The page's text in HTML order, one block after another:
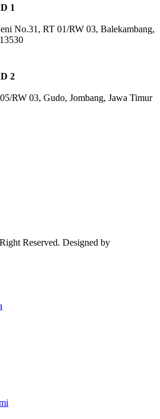
1
No.31, RT 01/RW 03, Balekambang,
2
RW 03, Gudo, Jombang, Jawa Timur
Reserved. Designed by